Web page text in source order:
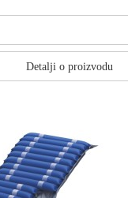
Detalji o proizvodu